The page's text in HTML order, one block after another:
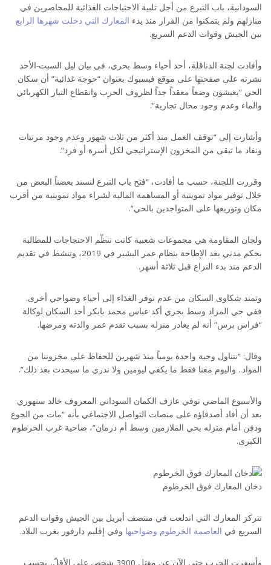
السودانية، باب التبرع من أجل تلبية الاحتياجات الغذائية للمحاصرين في
منازلهم ولم يتمكنوا من الفرار منذ بدء المعارك التي دخلت شهرها الرابع
بين الجيش وقوات الدعم السريع.
وأفادت لجنة الدناقلة، أحد أحياء وسط بحري، في بيان ليل السبت-الأحد
نشرته على صفحتها على موقع فيسبوك بعنوان “حوجة غذائية” أن سكان
الحي “يعيشون وضعاً معقداً جداً لظروف الحرب وانقطاع التيار الكهربائي
والماء وعدم وجود محال تجارية”.
وأشارت إلى “توقف العمل منذ أكثر من ثلاث شهور وعدم وجود مرتبات
ونفاد ما تبقى من المخزون الإستراتيجي لكل أسرة أو فرد”.
وقررت اللجنة، حسب ما أفادت، “فتح باب التبرع لنسند بعضناً البعض من
خلال توفير مواد تموينية أو المساهمة المالية لشراء مواد تموينية من أقرب
مكان وتوزيعها على المتواجدين بالحي”.
ولجان المقاومة هي مجموعات شعبية كانت تنظّم الاحتجاجات للمطالبة
بحكم مدني بعد الإطاحة بنظام عمر البشير في 2019، وتنشط في تقديم
الدعم منذ بدء النزاع قبل ثلاثة أشهر.
وتمتد شكاوى السكان من عدم توفر الغذاء إلى أحياء وضواحي أخرى.
ففي حي المزاد وسط بحري أكد عباس محمد بابكر أحد السكان لوكالة
“فراس برس” أنه لم يغادر منزله بسبب تقدم عمر والدته ومرضها.
وقال: “نتناول وجبة واحدة يومياً منذ شهرين للحفاظ على مخزوننا من
المواد.. واليوم معنا فقط ما يكفي ليومين ولا ندري ما سيحدث بعد ذلك”.
والأسبوع الماضي توفي عازف الكمان السوداني المعروف خالد سنهوري
بعد أن أفاد أصدقاؤه على منصات التواصل الاجتماعي بأنه “مات من الجوع
ودفن أمام منزله بحي الملازمين وسط أم درمان”، ضاحية غرب الخرطوم
الكبرى.
دخان المعارك فوق الخرطوم
تتركز المعارك التي اندلعت في منتصف أبريل بين الجيش وقوات الدعم
السريع في العاصمة الخرطوم وضواحيها وفي إقليم دارفور بغرب البلاد.
وأسفرت الحرب حتى الآن عن مقتل 3900 شخص على الأقلّ، بحسب